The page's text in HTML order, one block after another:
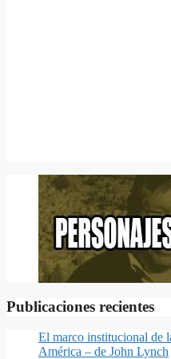
Publicaciones recientes
El marco institucional de
América – de John Lynch